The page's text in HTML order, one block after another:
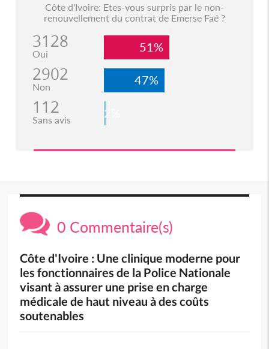
Côte d'Ivoire: Etes-vous surpris par le non-
renouvellement du contrat de Emerse Faé ?
3128
Oui 51%
2902
Non 47%
112
Sans avis 2%
0 Commentaire(s)
Côte d'Ivoire : Une clinique moderne pour
les fonctionnaires de la Police Nationale
visant à assurer une prise en charge
médicale de haut niveau à des coûts
soutenables